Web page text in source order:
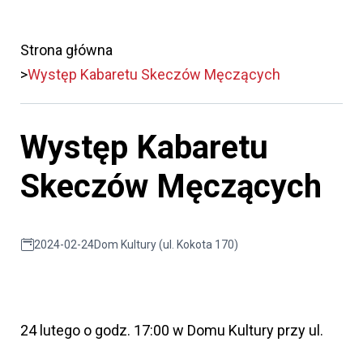
Strona główna
Występ Kabaretu Skeczów Męczących
Występ Kabaretu
Skeczów Męczących
2024-02-24Dom Kultury (ul. Kokota 170)
24 lutego o godz. 17:00 w Domu Kultury przy ul.